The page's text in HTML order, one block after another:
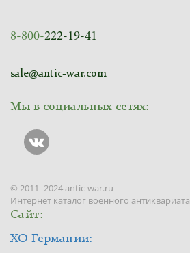
8-800-222-19-41
sale@antic-war.com
Мы в социальных сетях:
© 2011–2024 antic-war.ru
Интернет каталог военного антиквариата
Сайт:
ХО Германии: